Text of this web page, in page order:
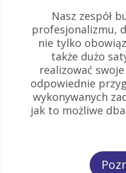
Nasz zespół
profesjonalizmu,
nie tylko
także dużo
realizować
odpowiednie
wykonywanych
jak to możliwe